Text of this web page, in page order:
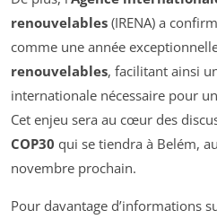
renouvelables (IRENA) a
comme une année
renouvelables, facilitant ainsi
internationale nécessaire pour
Cet enjeu sera au cœur des
COP30 qui se tiendra à Belém,
novembre prochain.
Pour davantage d’informations